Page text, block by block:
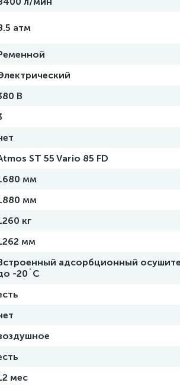
атм
В
ST 55 Vario 85 FD
мм
мм
кг
мм
адсорбционный
-20`C
мес